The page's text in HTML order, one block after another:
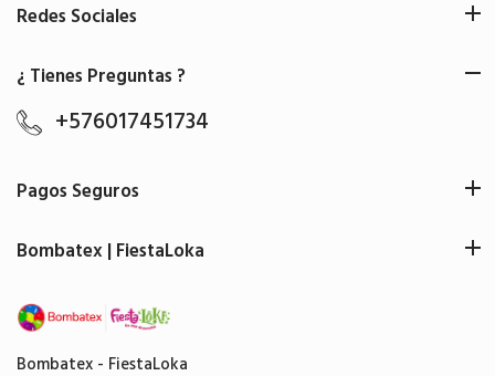
Bombatex - FiestaLoka
Redes Sociales
¿ Tienes Preguntas ?
+576017451734
Pagos Seguros
Bombatex | FiestaLoka